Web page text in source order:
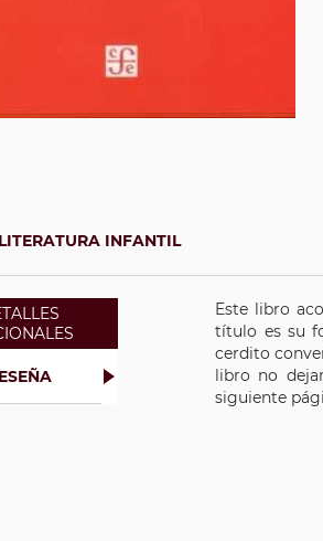
LITERATURA INFANTIL
Este libro
título es su
cerdito
libro no
siguiente